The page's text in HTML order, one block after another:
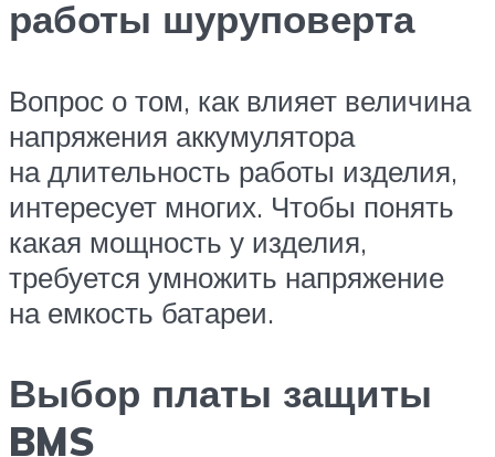
работы шуруповерта
Вопрос о том, как влияет величина
напряжения аккумулятора
на длительность работы изделия,
интересует многих. Чтобы понять
какая мощность у изделия,
требуется умножить напряжение
на емкость батареи.
Выбор платы защиты
BMS